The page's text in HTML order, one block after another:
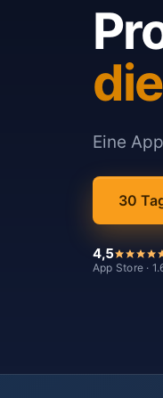
Eine
30
4,5
App Store ·